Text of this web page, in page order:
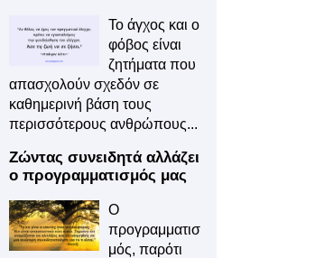
Το άγχος και ο
φόβος είναι
ζητήματα που
απασχολούν σχεδόν σε
καθημερινή βάση τους
περισσότερους ανθρώπους...
Ζώντας συνειδητά αλλάζει
ο προγραμματισμός μας
Ο
προγραμματισ
μός, παρότι